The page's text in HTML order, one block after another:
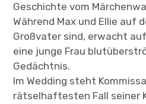
Geschichte vom
Während Max und Ellie auf
Großvater sind, erwacht
eine junge Frau
Gedächtnis.
Im Wedding steht
rätselhaftesten Fall seiner